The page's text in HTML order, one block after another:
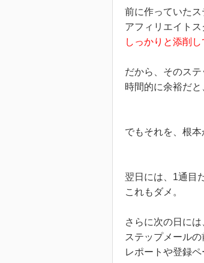
前に作っていたス
アフィリエイトス
しっかりと添削
だから、そのステ
時間的に余裕だと
でもそれを、根本
翌日には、1通目
これもダメ。
さらに次の日には
ステップメール
レポートや登録